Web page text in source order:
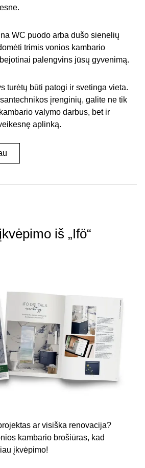
WC puodo arba dušo sienelių
trimis vonios kambario
palengvins jūsų gyvenimą.
turėtų būti patogi ir svetinga vieta.
įrenginių, galite ne tik
valymo darbus, bet ir
aplinką.
iš „Ifö“
ar visiška renovacija?
kambario brošiūras, kad
įkvėpimo!